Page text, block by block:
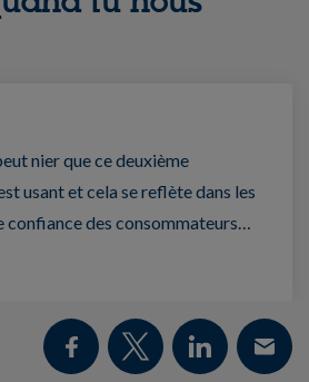
nier que ce deuxième
usant et cela se reflète dans les
confiance des consommateurs…